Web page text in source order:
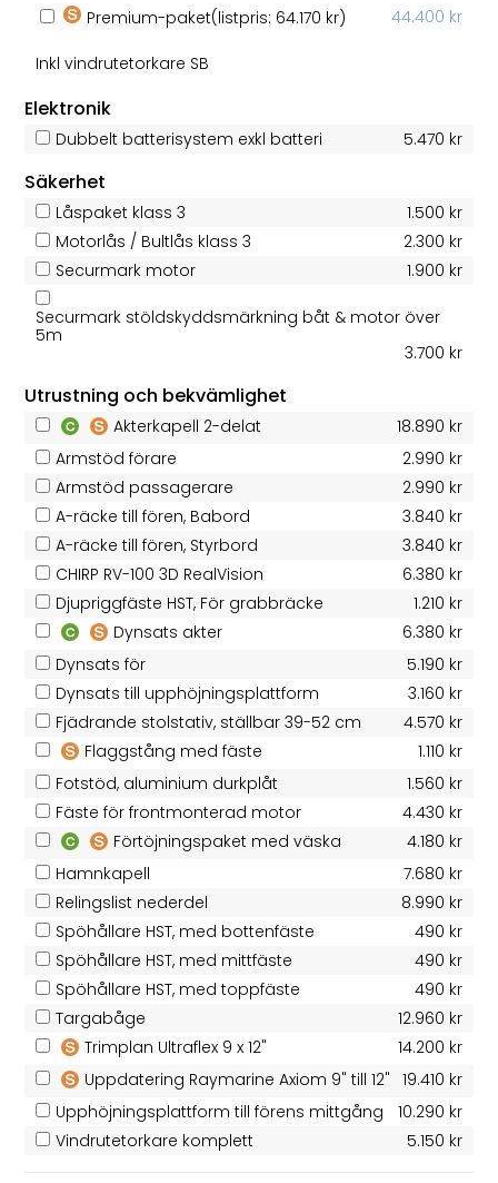
Premium-paket(listpris: 64.170 kr)
Inkl vindrutetorkare SB
44.400 kr
Elektronik
Dubbelt batterisystem exkl batteri 5.470 kr
Säkerhet
Låspaket klass 3
1.500 kr
Motorlås / Bultlås klass 3
2.300 kr
Securmark motor
1.900 kr
Securmark stöldskyddsmärkning båt & motor över
5m
3.700 kr
Utrustning och bekvämlighet
Akterkapell 2-delat
18.890 kr
Armstöd förare
2.990 kr
Armstöd passagerare
2.990 kr
A-räcke till fören, Babord
3.840 kr
A-räcke till fören, Styrbord
3.840 kr
CHIRP RV-100 3D RealVision
6.380 kr
Djupriggfäste HST, För grabbräcke
1.210 kr
Dynsats akter
6.380 kr
Dynsats för
5.190 kr
Dynsats till upphöjningsplattform
3.160 kr
Fjädrande stolstativ, ställbar 39-52 cm
4.570 kr
Flaggstång med fäste
1.110 kr
Fotstöd, aluminium durkplåt
1.560 kr
Fäste för frontmonterad motor
4.430 kr
Förtöjningspaket med väska
4.180 kr
Hamnkapell
7.680 kr
Relingslist nederdel
8.990 kr
Spöhållare HST, med bottenfäste
490 kr
Spöhållare HST, med mittfäste
490 kr
Spöhållare HST, med toppfäste
490 kr
Targabåge
12.960 kr
Trimplan Ultraflex 9 x 12"
14.200 kr
Uppdatering Raymarine Axiom 9" till 12" 19.410 kr
Upphöjningsplattform till förens mittgång
10.290 kr
Vindrutetorkare komplett
5.150 kr